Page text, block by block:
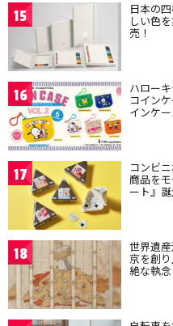
15 日本の
しい色
売！
16 ハロー
コイン
インケ
17 コンビ
商品を
ート』
18 世界遺
京を創
絶な執念